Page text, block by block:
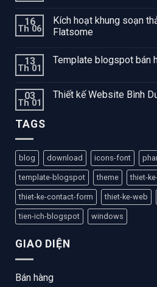
16
Th 06
Kích hoạt khung soạn
Flatsome
13
Th 01
Template blogspot bán
03
Th 01
Thiết kế Website Bình
TAGS
blog download icons-font
template-blogspot theme thiet-
thiet-ke-contact-form thiet-ke-web
tien-ich-blogspot windows
GIAO DIỆN
Bán hàng